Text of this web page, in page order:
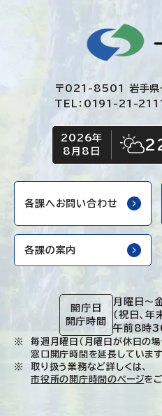
〒021-8501 岩手県
TEL：0191-21-2111
今日の日付
2026年
8月8日
今日の天
晴れ時
各課へお問い合わせ
各課の案内
開庁日
開庁時間
月曜日～
（祝日、年
午前8時
毎週月曜日（月曜日が休日の
窓口開庁時間を延長しています
取り扱う業務など詳しくは、
市役所の開庁時間のページを